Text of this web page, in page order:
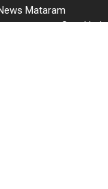
Mataram
Sepakbola